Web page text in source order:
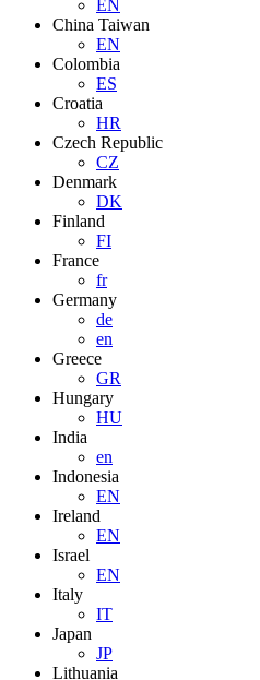
EN
China Taiwan
EN
Colombia
ES
Croatia
HR
Czech Republic
CZ
Denmark
DK
Finland
FI
France
fr
Germany
de
en
Greece
GR
Hungary
HU
India
en
Indonesia
EN
Ireland
EN
Israel
EN
Italy
IT
Japan
JP
Lithuania